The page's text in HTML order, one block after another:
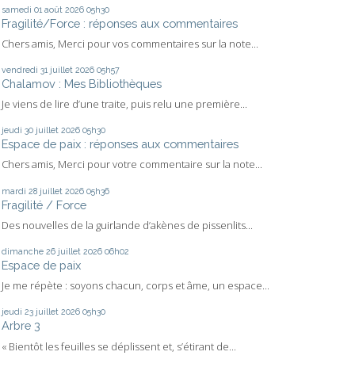
samedi 01 août 2026 05h30
Fragilité/Force : réponses aux commentaires
Chers amis, Merci pour vos commentaires sur la note...
vendredi 31 juillet 2026 05h57
Chalamov : Mes Bibliothèques
Je viens de lire d’une traite, puis relu une première...
jeudi 30 juillet 2026 05h30
Espace de paix : réponses aux commentaires
Chers amis, Merci pour votre commentaire sur la note...
mardi 28 juillet 2026 05h36
Fragilité / Force
Des nouvelles de la guirlande d’akènes de pissenlits...
dimanche 26 juillet 2026 06h02
Espace de paix
Je me répète : soyons chacun, corps et âme, un espace...
jeudi 23 juillet 2026 05h30
Arbre 3
« Bientôt les feuilles se déplissent et, s’étirant de...